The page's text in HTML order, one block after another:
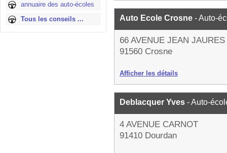
annuaire des auto-écoles
Tous les conseils ...
Auto Ecole Crosne - Auto-
66 AVENUE JEAN JAURES
91560 Crosne
Afficher les détails
Deblacquer Yves - Auto-
4 AVENUE CARNOT
91410 Dourdan